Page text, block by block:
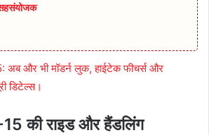
और भी मॉडर्न लुक, हाईटेक फीचर्स और
डिटेल्स।
की राइड और हैंडलिंग